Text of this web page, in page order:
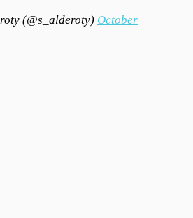
(@s_alderoty) October